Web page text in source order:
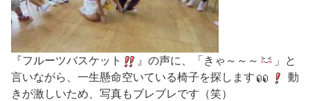
『フルーツバスケット 』の声に、「きゃ～～～
」と
言いながら、一生懸命空いている椅子を探します
動
きが激しいため、写真もブレブレです（笑）